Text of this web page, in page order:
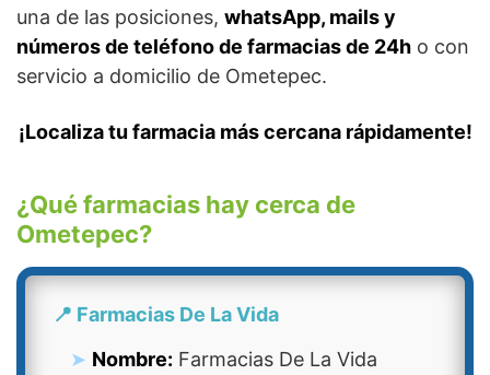
una de las posiciones, whatsApp, mails y
números de teléfono de farmacias de 24h o con
servicio a domicilio de Ometepec.
¡Localiza tu farmacia más cercana rápidamente!
¿Qué farmacias hay cerca de
Ometepec?
📍 Farmacias De La Vida
Nombre: Farmacias De La Vida